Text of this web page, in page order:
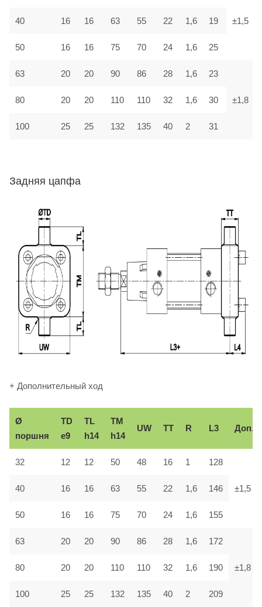
±1,5
40 16 16 63 55 22 1,6 19
50 16 16 75 70 24 1,6 25
63 20 20 90 86 28 1,6 23
±1,8
80 20 20 110 110 32 1,6 30
100 25 25 132 135 40 2 31
Задняя цапфа
+ Дополнительный ход
Ø
поршня
TD
e9
TL
h14
TM
h14
UW TT R L3 Доп.
32 12 12 50 48 16 1 128
±1,5
40 16 16 63 55 22 1,6 146
50 16 16 75 70 24 1,6 155
63 20 20 90 86 28 1,6 172
±1,8
80 20 20 110 110 32 1,6 190
100 25 25 132 135 40 2 209